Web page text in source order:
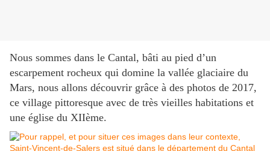
Nous sommes dans le Cantal, bâti au pied d’un
escarpement rocheux qui domine la vallée glaciaire du
Mars, nous allons découvrir grâce à des photos de 2017,
ce village pittoresque avec de très vieilles habitations et
une église du XIIème.